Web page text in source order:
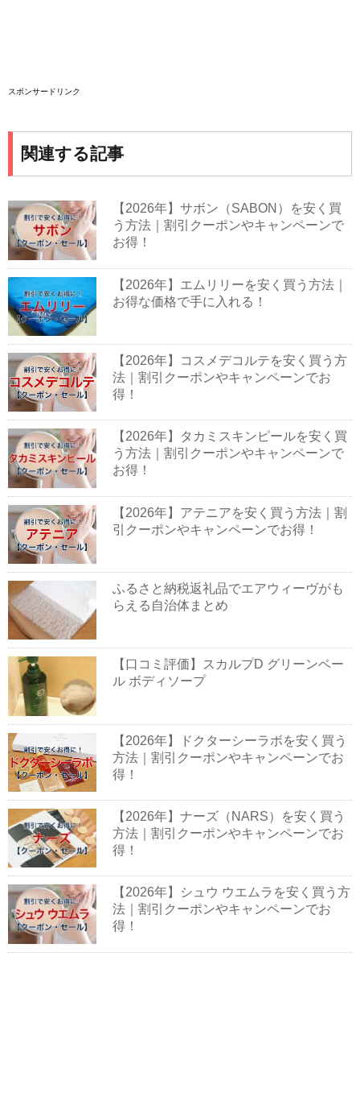
スポンサードリンク
関連する記事
【2026年】サボン（SABON）を安く買
う方法｜割引クーポンやキャンペーンで
お得！
【2026年】エムリリーを安く買う方法｜
お得な価格で手に入れる！
【2026年】コスメデコルテを安く買う方
法｜割引クーポンやキャンペーンでお
得！
【2026年】タカミスキンピールを安く買
う方法｜割引クーポンやキャンペーンで
お得！
【2026年】アテニアを安く買う方法｜割
引クーポンやキャンペーンでお得！
ふるさと納税返礼品でエアウィーヴがも
らえる自治体まとめ
【口コミ評価】スカルプD グリーンベー
ル ボディソープ
【2026年】ドクターシーラボを安く買う
方法｜割引クーポンやキャンペーンでお
得！
【2026年】ナーズ（NARS）を安く買う
方法｜割引クーポンやキャンペーンでお
得！
【2026年】シュウ ウエムラを安く買う方
法｜割引クーポンやキャンペーンでお
得！